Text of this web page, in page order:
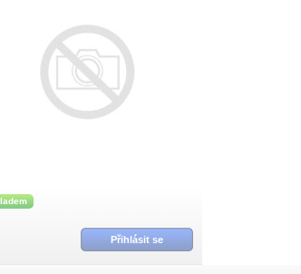
Přihlásit se